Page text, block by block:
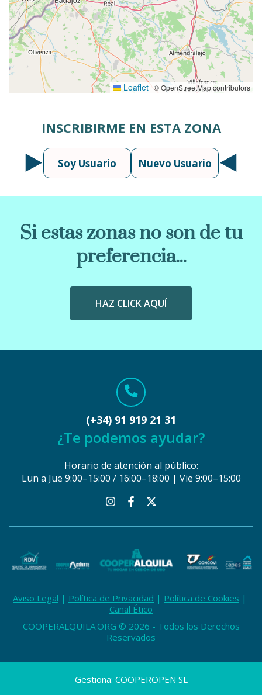
Leaflet |© OpenStreetMap contributors
INSCRIBIRME EN ESTA ZONA
Soy Usuario Nuevo Usuario
Si estas zonas no son de tu
preferencia...
HAZ CLICK AQUÍ
(+34) 91 919 21 31
¿Te podemos ayudar?
Horario de atención al público:
Lun a Jue 9:00–15:00 / 16:00–18:00 | Vie 9:00–15:00
Aviso Legal Política de Privacidad
Política de Cookies
Canal Ético
COOPERALQUILA.ORG © 2026 - Todos los Derechos
Reservados
Gestiona: COOPEROPEN SL